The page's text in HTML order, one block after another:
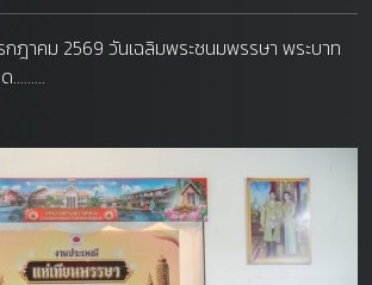
ฎาคม 2569 วันเฉลิมพระชนมพรรษา พระบาท